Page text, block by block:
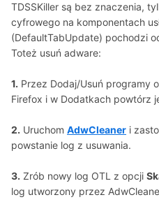
TDSSKiller są bez znaczenia,
cyfrowego na komponentach
(DefaultTabUpdate) pochodzi
Toteż usuń adware:
1. Przez Dodaj/Usuń programy
Firefox i w Dodatkach powtórz
2. Uruchom AdwCleaner i
powstanie log z usuwania.
3. Zrób nowy log OTL z opcji
log utworzony przez